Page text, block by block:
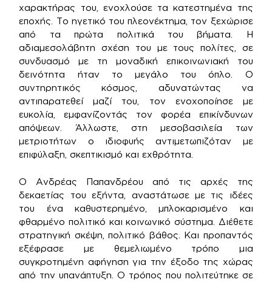
χαρακτήρας του, ενοχλούσε τα κατεστημένα της
εποχής. Το ηγετικό του πλεονέκτημα, τον ξεχώρισε
από τα πρώτα πολιτικά του βήματα. Η
αδιαμεσολάβητη σχέση του με τους πολίτες, σε
συνδυασμό με τη μοναδική επικοινωνιακή του
δεινότητα ήταν το μεγάλο του όπλο. Ο
συντηρητικός κόσμος, αδυνατώντας να
αντιπαρατεθεί μαζί του, τον ενοχοποίησε με
ευκολία, εμφανίζοντάς τον φορέα επικίνδυνων
απόψεων. Άλλωστε, στη μεσοβασιλεία των
μετριοτήτων ο ιδιοφυής αντιμετωπιζόταν με
επιφύλαξη, σκεπτικισμό και εχθρότητα.
Ο Ανδρέας Παπανδρέου από τις αρχές της
δεκαετίας του εξήντα, αναστάτωσε με τις ιδέες
του ένα καθυστερημένο, μπλοκαρισμένο και
φθαρμένο πολιτικό και κοινωνικό σύστημα. Διέθετε
στρατηγική σκέψη, πολιτικό βάθος. Και προπαντός
εξέφρασε με θεμελιωμένο τρόπο μια
συγκροτημένη αφήγηση για την έξοδο της χώρας
από την υπανάπτυξη. Ο τρόπος που πολιτεύτηκε σε